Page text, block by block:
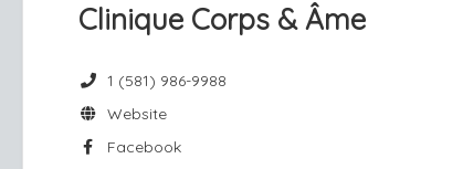
Clinique Corps & Âme
1 (581) 986-9988
Website
Facebook